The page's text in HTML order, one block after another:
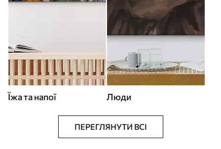
Їжа та напої Люди
ПЕРЕГЛЯНУТИ ВСІ